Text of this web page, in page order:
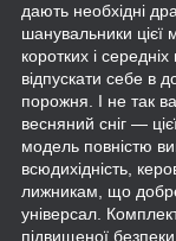
дають необхідні
шанувальники цієї
коротких і
відпускати себе в
порожня. І не так
весняний сніг —
модель повністю
всюдихідність,
лижникам, що
універсал.
підвищеної